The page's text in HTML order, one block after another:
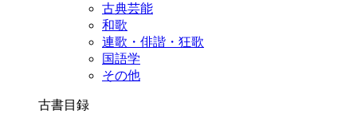
古典芸能
和歌
連歌・俳諧・狂歌
国語学
その他
古書目録